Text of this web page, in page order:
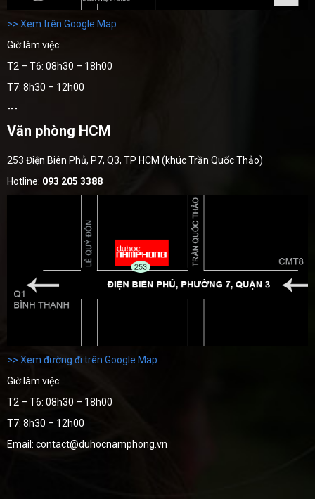
>> Xem trên Google Map
Giờ làm việc:
T2 – T6: 08h30 – 18h00
T7: 8h30 – 12h00
---
Văn phòng HCM
253 Điện Biên Phủ, P7, Q3, TP HCM (khúc Trần Quốc Thảo)
Hotline: 093 205 3388
>> Xem đường đi trên Google Map
Giờ làm việc:
T2 – T6: 08h30 – 18h00
T7: 8h30 – 12h00
Email: contact@duhocnamphong.vn